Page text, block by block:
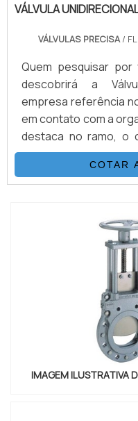
VÁLVULA
VÁLVULAS PRECISA/
Quem pesquisar por
descobrirá a
empresa referência
em contato com a
destaca no ramo, o
suporte completo
dúvidas sobre
adquirido.Quando o
profissionais da
encontrará
diversas opções d...
COTAR
IMAGEM ILUSTRATIVA